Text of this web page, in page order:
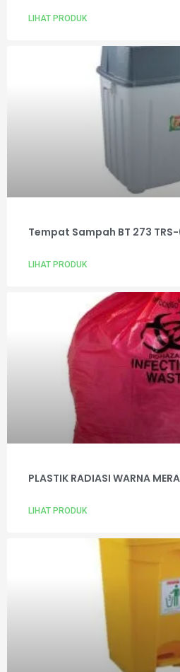
LIHAT PRODUK
Tempat Sampah BT 273 TRS-
LIHAT PRODUK
PLASTIK RADIASI WARNA
LIHAT PRODUK